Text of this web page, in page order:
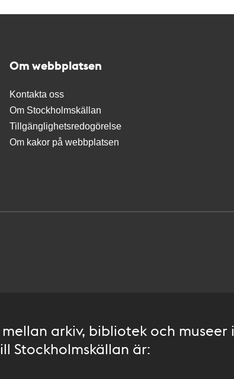
Om webbplatsen
Kontakta oss
Om Stockholmskällan
Tillgänglighetsredogörelse
Om kakor på webbplatsen
arkiv, bibliotek och museer i
Stockholmskällan är: